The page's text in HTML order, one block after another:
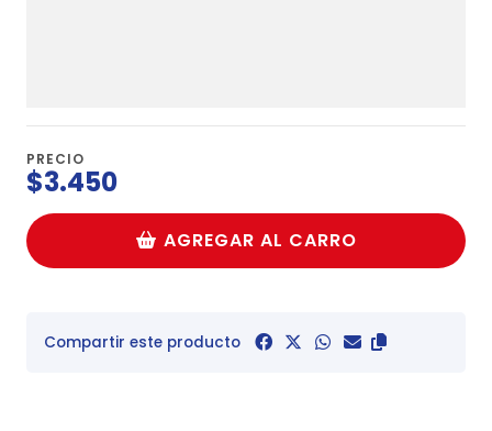
PRECIO
$3.450
AGREGAR AL CARRO
Compartir este producto